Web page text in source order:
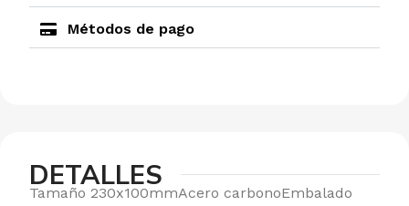
Métodos de pago
DETALLES
Tamaño 230x100mmAcero carbonoEmbalado